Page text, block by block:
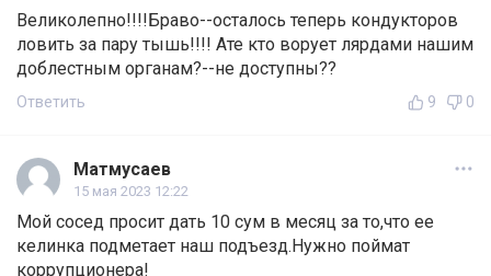
Великолепно!!!!Браво--осталось теперь кондукторов
ловить за пару тышь!!!! Ате кто ворует лярдами нашим
доблестным органам?--не доступны??
Ответить 9 0
Матмусаев
15 мая 2023 12:22
Мой сосед просит дать 10 сум в месяц за то,что ее
келинка подметает наш подъезд.Нужно поймат
коррупционера!